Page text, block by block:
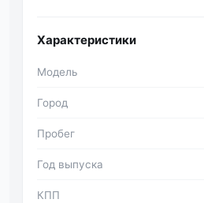
Характеристики
Модель
Город
Пробег
Год выпуска
КПП